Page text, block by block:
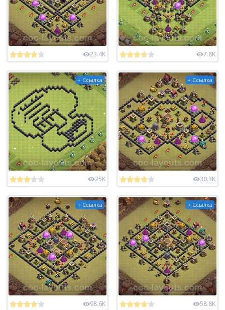
23.4K 7.8K
+ Ссылка
25K
+ Ссылка
30.3K
+ Ссылка
98.6K
+ Ссылка
58.8K